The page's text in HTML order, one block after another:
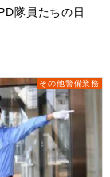
隊員たちの日
その他警備業務